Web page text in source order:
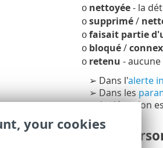
o nettoyée- la
o supprimé/
o faisait partie
o bloqué/
o retenu -
➢ Dans l'alerte
➢Dans les
de détection
Filtres et
your cookies